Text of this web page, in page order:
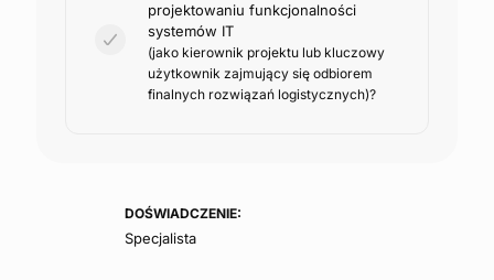
projektowaniu funkcjonalności
systemów IT
(jako kierownik projektu lub kluczowy
użytkownik zajmujący się odbiorem
finalnych rozwiązań logistycznych)?
DOŚWIADCZENIE:
Specjalista